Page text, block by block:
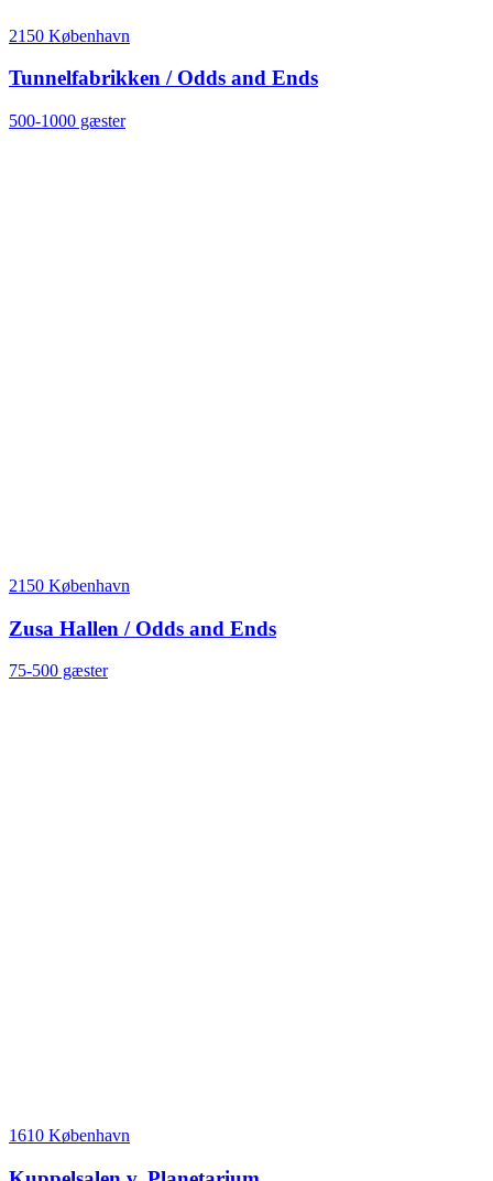
2150 København
Tunnelfabrikken / Odds and Ends
500-1000 gæster
2150 København
Zusa Hallen / Odds and Ends
75-500 gæster
1610 København